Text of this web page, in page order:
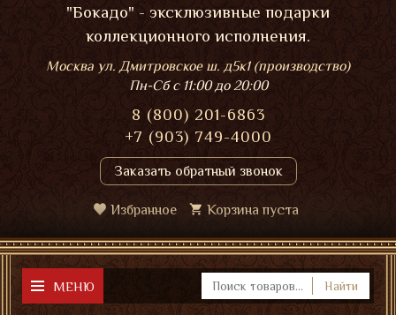
"Бокадо" - эксклюзивные подарки
коллекционного исполнения.
Москва ул. Дмитровское ш. д5к1 (производство)
Пн-Сбс 11:00 до 20:00
8 (800) 201-6863
+7 (903) 749-4000
Заказать обратный звонок
Избранное Корзина пуста
МЕНЮ Найти